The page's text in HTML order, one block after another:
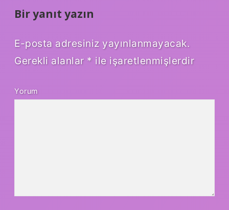
Bir yanıt yazın
E-posta adresiniz yayınlanmayacak.
Gerekli alanlar * ile işaretlenmişlerdir
Yorum